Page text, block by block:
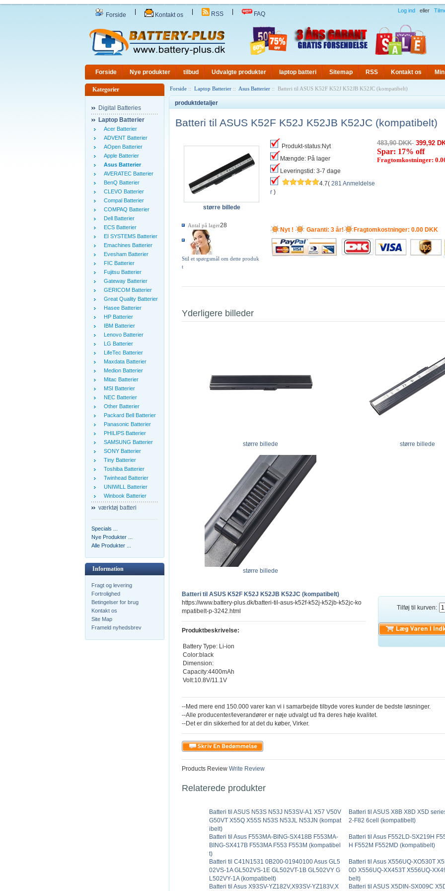
Forside Kontakt os RSS FAQ Log ind eller
Forside Nye produkter tilbud Udvalgte produkter laptop batteri Sitemap RSS Kontakt os
Kategorier
Digital Batteries
Laptop Batterier
Acer Batterier
ADVENT Batterier
AOpen Batterier
Apple Batterier
Asus Batterier
AVERATEC Batterier
BenQ Batterier
CLEVO Batterier
Compal Batterier
COMPAQ Batterier
Dell Batterier
ECS Batterier
EI SYSTEMS Batterier
Emachines Batterier
Evesham Batterier
FIC Batterier
Fujitsu Batterier
Gateway Batterier
GERICOM Batterier
Great Quality Batterier
Hasee Batterier
HP Batterier
IBM Batterier
Lenovo Batterier
LG Batterier
LifeTec Batterier
Maxdata Batterier
Medion Batterier
Mitac Batterier
MSI Batterier
NEC Batterier
Other Batterier
Packard Bell Batterier
Panasonic Batterier
PHILIPS Batterier
SAMSUNG Batterier
SONY Batterier
Tiny Batterier
Toshiba Batterier
Twinhead Batterier
UNIWILL Batterier
Winbook Batterier
værktøj batteri
Specials ...
Nye Produkter ...
Alle Produkter ...
Information
Fragt og levering
Fortrolighed
Betingelser for brug
Kontakt os
Site Map
Frameld nyhedsbrev
Forside :: Laptop Batterier :: Asus Batterier :: Batteri til ASUS K52F K52J K52JB K52JC (kompatibelt)
produktdetaljer
Batteri til ASUS K52F K52J K52JB K52JC (kompatibelt)
større billede
Antal på lager28
Stil et spørgsmål om dette produk
t
Produkt-status:Nyt
Mængde: På lager
Leveringstid: 3-7 dage
4.7( 281 Anmeldelse
r )
483,90 DKK 399,92
Spar: 17% off
Fragtomkostninger:
Nyt ! Garanti: 3 år! Fragtomkostninger: 0.00 DKK
Yderligere billeder
større billede større billede
større billede
Tilføj til kurven:
Batteri til ASUS K52F K52J K52JB K52JC (kompatibelt)
https://www.battery-plus.dk/batteri-til-asus-k52f-k52j-k52jb-k52jc-ko
mpatibelt-p-3242.html
Produktbeskrivelse:
Battery Type: Li-ion
Color:black
Dimension:
Capacity:4400mAh
Volt:10.8V/11.1V
--Med mere end 150.000 varer kan vi i samarbejde tilbyde vores kunder de bedste løsninger.
--Alle producenter/leverandører er nøje udvalgt ud fra deres høje kvalitet.
--Det er din sikkerhed for at det du køber, Virker.
Products Review Write Review
Relaterede produkter
Batteri til ASUS N53S N53J N53SV-A1 X57 V50V
G50VT X55Q X55S N53S N53JL N53JN (kompat
ibelt)
Batteri til ASUS X8B X8D X5D
2-F82 6cell (kompatibelt)
Batteri til Asus F553MA-BING-SX418B F553MA-
BING-SX417B F553MA F553 F553M (kompatibel
t)
Batteri til Asus F552LD-SX219H
H F552M F552MD (kompatibelt)
Batteri til C41N1531 0B200-01940100 Asus GL5
02VS-1A GL502VS-1E GL502VT-1B GL502VY G
L502VY-1A (kompatibelt)
Batteri til Asus X556UQ-XO530T
0D X556UQ-XX453T X556UQ-
belt)
Batteri til Asus X93SV-YZ182V,X93SV-YZ183V,X
Batteri til ASUS X5DIN-SX009C